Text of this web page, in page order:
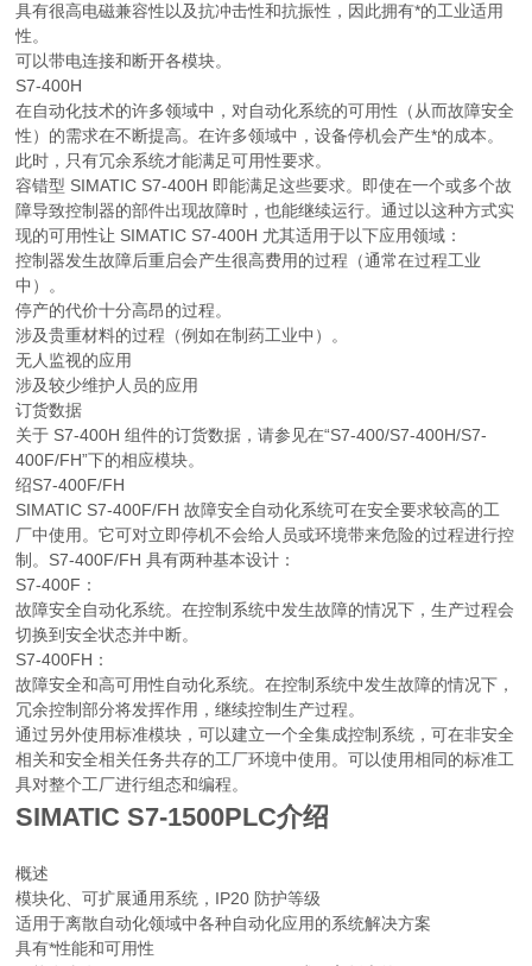
具有很高电磁兼容性以及抗冲击性和抗振性，因此拥有*的工业适用
性。
可以带电连接和断开各模块。
S7-400H
在自动化技术的许多领域中，对自动化系统的可用性（从而故障安全
性）的需求在不断提高。在许多领域中，设备停机会产生*的成本。
此时，只有冗余系统才能满足可用性要求。
容错型 SIMATIC S7-400H 即能满足这些要求。即使在一个或多个故
障导致控制器的部件出现故障时，也能继续运行。通过以这种方式实
现的可用性让 SIMATIC S7-400H 尤其适用于以下应用领域：
控制器发生故障后重启会产生很高费用的过程（通常在过程工业
中）。
停产的代价十分高昂的过程。
涉及贵重材料的过程（例如在制药工业中）。
无人监视的应用
涉及较少维护人员的应用
订货数据
关于 S7-400H 组件的订货数据，请参见在“S7-400/S7-400H/S7-
400F/FH”下的相应模块。
绍S7-400F/FH
SIMATIC S7-400F/FH 故障安全自动化系统可在安全要求较高的工
厂中使用。它可对立即停机不会给人员或环境带来危险的过程进行控
制。S7-400F/FH 具有两种基本设计：
S7-400F：
故障安全自动化系统。在控制系统中发生故障的情况下，生产过程会
切换到安全状态并中断。
S7-400FH：
故障安全和高可用性自动化系统。在控制系统中发生故障的情况下，
冗余控制部分将发挥作用，继续控制生产过程。
通过另外使用标准模块，可以建立一个全集成控制系统，可在非安全
相关和安全相关任务共存的工厂环境中使用。可以使用相同的标准工
具对整个工厂进行组态和编程。
SIMATIC S7-1500PLC介绍
概述
模块化、可扩展通用系统，IP20 防护等级
适用于离散自动化领域中各种自动化应用的系统解决方案
具有*性能和可用性